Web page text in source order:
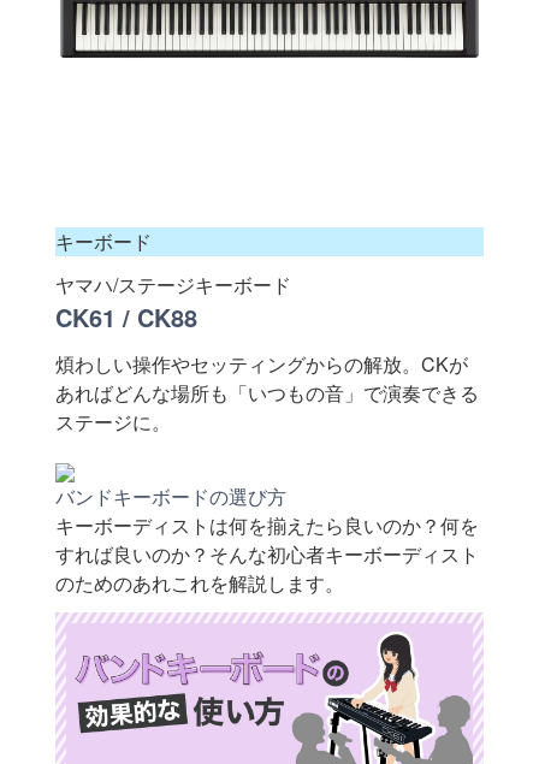
キーボード
ヤマハ/ステージキーボード
CK61 / CK88
煩わしい操作やセッティングからの解放。CKが
あればどんな場所も「いつもの音」で演奏できる
ステージに。
バンドキーボードの選び方
キーボーディストは何を揃えたら良いのか？何を
すれば良いのか？そんな初心者キーボーディスト
のためのあれこれを解説します。